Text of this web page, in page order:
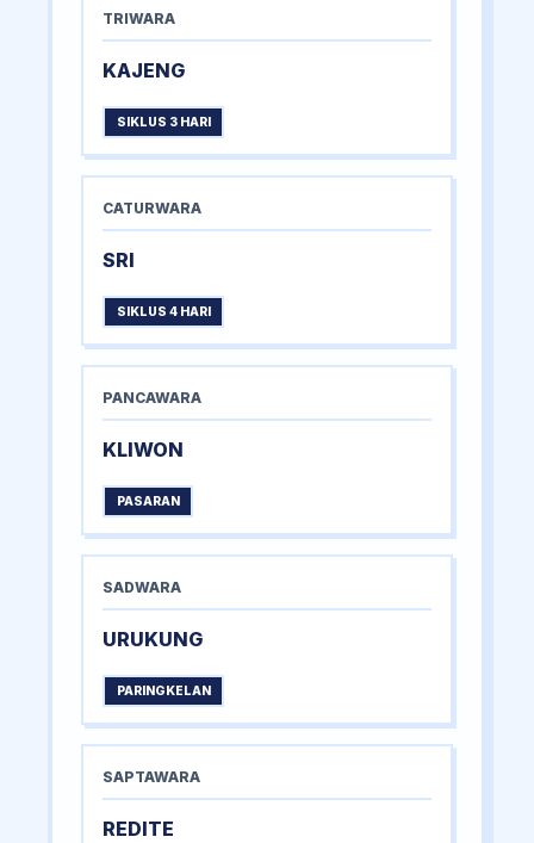
TRIWARA
KAJENG
SIKLUS 3 HARI
CATURWARA
SRI
SIKLUS 4 HARI
PANCAWARA
KLIWON
PASARAN
SADWARA
URUKUNG
PARINGKELAN
SAPTAWARA
REDITE